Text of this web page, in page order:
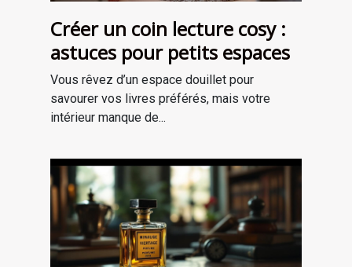
Créer un coin lecture cosy :
astuces pour petits espaces
Vous rêvez d’un espace douillet pour
savourer vos livres préférés, mais votre
intérieur manque de...